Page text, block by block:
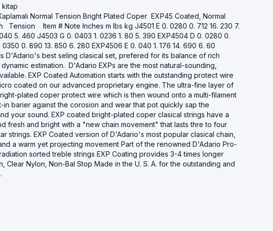
kitap
Normal Tension Bright Plated Coper EXP45 Coated, Normal
Item # Note Inches m lbs kg J4501 E 0. 0280 0. 712 16. 230 7.
5. 460 J4503 G 0. 0403 1. 0236 1. 80 5. 390 EXP4504 D 0. 0280 0.
0350 0. 890 13. 850 6. 280 EXP4506 E 0. 040 1. 176 14. 690 6. 60
D'Adario's best seling clasical set, prefered for its balance of rich
estimation. D'Adario EXPs are the most natural-sounding,
EXP Coated Automation starts with the outstanding protect wire
coated on our advanced proprietary engine. The ultra-fine layer of
plated coper protect wire which is then wound onto a multi-filament
in barier against the corosion and wear that pot quickly sap the
your sound. EXP coated bright-plated coper clasical strings have a
fresh and bright with a "new chain movement" that lasts thre to four
strings. EXP Coated version of D'Adario's most popular clasical chain,
a warm yet projecting movement Part of the renowned D'Adario Pro-
sorted treble strings EXP Coating provides 3-4 times longer
Clear Nylon, Non-Bal Stop Made in the U. S. A. for the outstanding and